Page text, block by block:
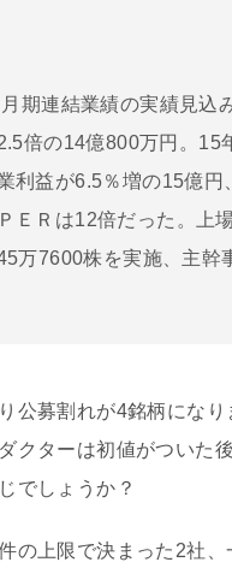
期連結業績の実績見込
倍の14億800万円。15
利益が6.5％増の15億
ＥＲは12倍だった。上
万7600株を実施、主幹
公募割れが4銘柄にな
クターは初値がついた
でしょうか？
の上限で決まった2社